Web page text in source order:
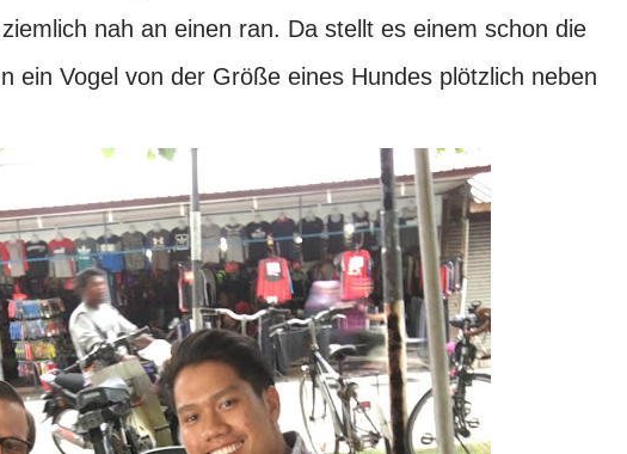
nah an einen ran. Da stellt es einem schon die
ein Vogel von der Größe eines Hundes plötzlich neben